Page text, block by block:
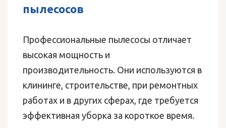
пылесосов
Профессиональные пылесосы отличает
высокая мощность и
производительность. Они используются в
клининге, строительстве, при ремонтных
работах и в других сферах, где требуется
эффективная уборка за короткое время.